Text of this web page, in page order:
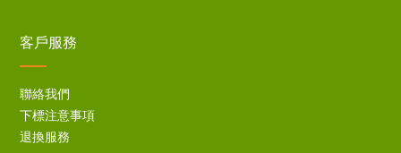
客戶服務
聯絡我們
下標注意事項
退換服務